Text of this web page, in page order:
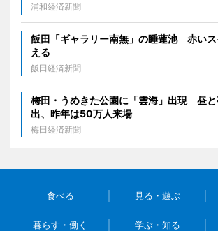
浦和経済新聞
飯田「ギャラリー南無」の睡蓮池 赤いス
える
飯田経済新聞
梅田・うめきた公園に「雲海」出現 昼
出、昨年は50万人来場
梅田経済新聞
食べる 見る・遊ぶ
暮らす・働く 学ぶ・知る